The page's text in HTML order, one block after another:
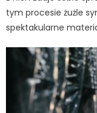
tym procesie żużle
spektakularne